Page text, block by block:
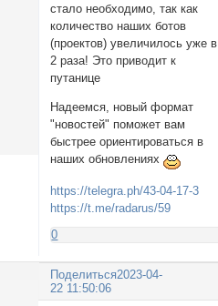
стало необходимо, так как
количество наших ботов
(проектов) увеличилось уже в
2 раза! Это приводит к
путанице
Надеемся, новый формат
"новостей" поможет вам
быстрее ориентироваться в
наших обновлениях
https://telegra.ph/43-04-17-3
https://t.me/radarus/59
0
Поделиться2023-04-
22 11:50:06